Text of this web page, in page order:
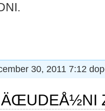
30, 2011 7:12
ÄŒUDEÅ½NI